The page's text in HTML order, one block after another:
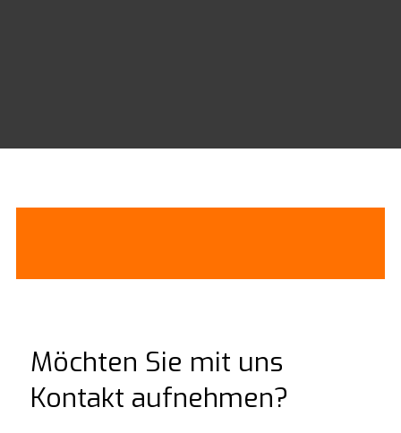
Möchten Sie mit uns
Kontakt aufnehmen?